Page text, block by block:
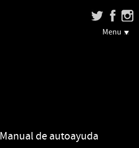
Menu
Manual de autoayuda